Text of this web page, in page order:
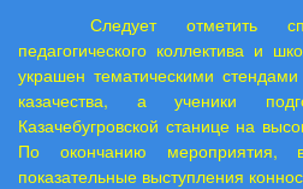
Следует отметить
педагогического коллектива и
украшен тематическими
казачества, а ученики
Казачебугровской станице на
По окончанию мероприятия,
показательные выступления